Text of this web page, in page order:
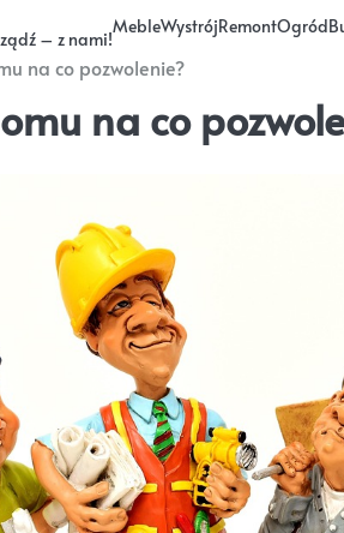
– z nami!
MebleWystrójRemontOgród
na co pozwolenie?
na co